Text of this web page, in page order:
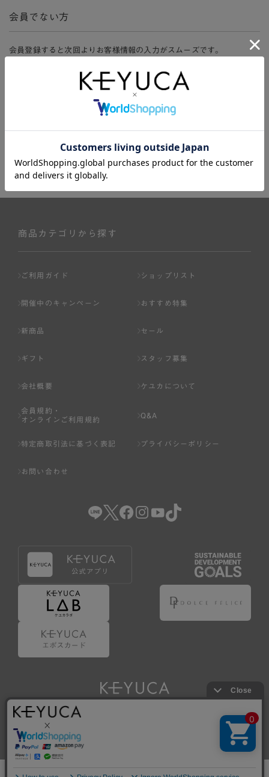
会員でない方
会員登録すると次回よりお客様情報の入力がスムーズです。
ージ、購入履歴をご利用いただけます。
商品カテゴリから探す
ご利用ガイド ショップリスト
開催中のキャンペーン おすすめ特集
新商品 セール
ギフト スタッフ募集
会社概要 ケユカについて
会員規約・
オンラインご利用規約
Q&A
特定商取引法に基づく表記 プライバシーポリシー
お問い合わせ
Copyright © KAWAJUN Co., Ltd. All Rights Reserved.